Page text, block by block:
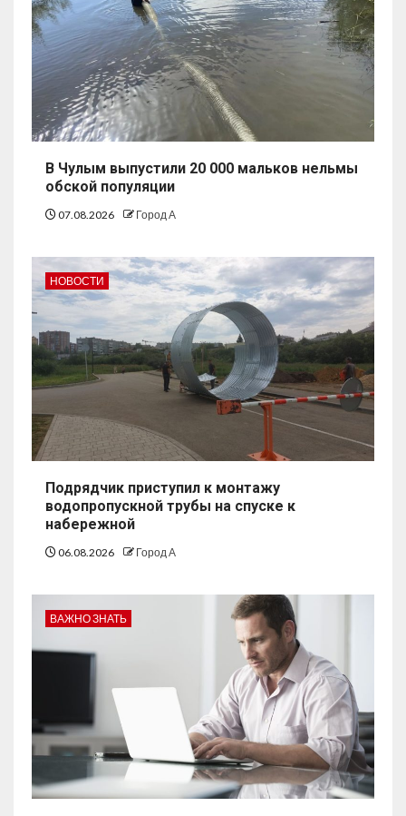
В Чулым выпустили 20 000 мальков нельмы
обской популяции
07.08.2026 Город А
НОВОСТИ
Подрядчик приступил к монтажу
водопропускной трубы на спуске к
набережной
06.08.2026 Город А
ВАЖНО ЗНАТЬ